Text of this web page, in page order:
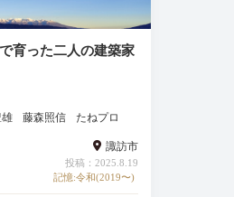
育った二人の建築家
藤森照信 たねプロ
諏訪市
投稿：2025.8.19
記憶:令和(2019〜)